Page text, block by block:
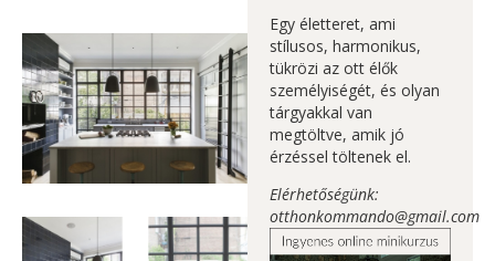
Egy életteret, ami
stílusos, harmonikus,
tükrözi az ott élők
személyiségét, és olyan
tárgyakkal van
megtöltve, amik jó
érzéssel töltenek el.
Elérhetőségünk:
otthonkommando@gmail.com